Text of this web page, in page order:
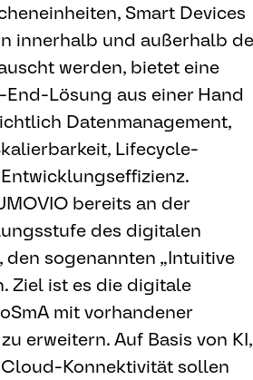
Smart Devices
innerhalb und außerhalb
werden, bietet eine
Lösung aus einer Hand
Datenmanagement,
Lifecycle-
bereits an der
des digitalen
den sogenannten „Intuitive
Ziel ist es die digitale
mit vorhandener
erweitern. Auf Basis von KI,
Konnektivität sollen